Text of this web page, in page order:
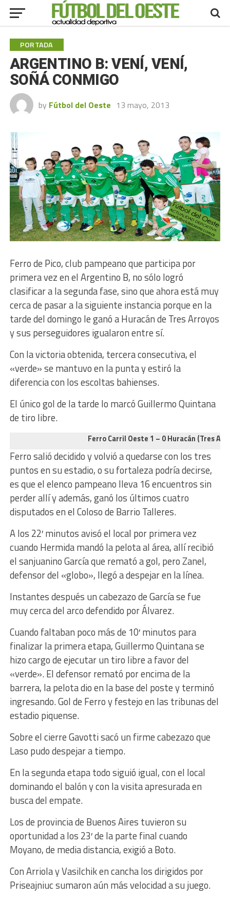
PORTADA
ARGENTINO B: VENÍ, VENÍ,
SOÑÁ CONMIGO
by Fútbol del Oeste 13 mayo, 2013
Ferro de Pico, club pampeano que participa por
primera vez en el Argentino B, no sólo logró
clasificar a la segunda fase, sino que ahora está muy
cerca de pasar a la siguiente instancia porque en la
tarde del domingo le ganó a Huracán de Tres Arroyos
y sus perseguidores igualaron entre sí.
Con la victoria obtenida, tercera consecutiva, el
«verde» se mantuvo en la punta y estiró la
diferencia con los escoltas bahienses.
El único gol de la tarde lo marcó Guillermo Quintana
de tiro libre.
Ferro Carril Oeste 1 – 0 Huracán (Tres
Ferro salió decidido y volvió a quedarse con los tres
puntos en su estadio, o su fortaleza podría decirse,
es que el elenco pampeano lleva 16 encuentros sin
perder allí y además, ganó los últimos cuatro
disputados en el Coloso de Barrio Talleres.
A los 22′ minutos avisó el local por primera vez
cuando Hermida mandó la pelota al área, allí recibió
el sanjuanino García que remató a gol, pero Zanel,
defensor del «globo», llegó a despejar en la línea.
Instantes después un cabezazo de García se fue
muy cerca del arco defendido por Álvarez.
Cuando faltaban poco más de 10′ minutos para
finalizar la primera etapa, Guillermo Quintana se
hizo cargo de ejecutar un tiro libre a favor del
«verde». El defensor remató por encima de la
barrera, la pelota dio en la base del poste y terminó
ingresando. Gol de Ferro y festejo en las tribunas del
estadio piquense.
Sobre el cierre Gavotti sacó un firme cabezazo que
Laso pudo despejar a tiempo.
En la segunda etapa todo siguió igual, con el local
dominando el balón y con la visita apresurada en
busca del empate.
Los de provincia de Buenos Aires tuvieron su
oportunidad a los 23′ de la parte final cuando
Moyano, de media distancia, exigió a Boto.
Con Arriola y Vasilchik en cancha los dirigidos por
Priseajniuc sumaron aún más velocidad a su juego.